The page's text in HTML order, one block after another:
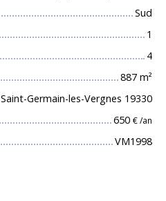
Sud
1
4
887 m²
Saint-Germain-les-Vergnes 19330
650 € /an
VM1998